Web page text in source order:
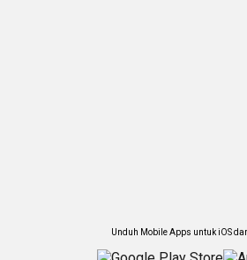
Unduh Mobile Apps untuk iOS